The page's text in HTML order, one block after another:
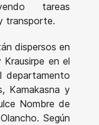
tareas
transporte.
dispersos en
en el
departamento
Kamakasna y
Nombre de
Según